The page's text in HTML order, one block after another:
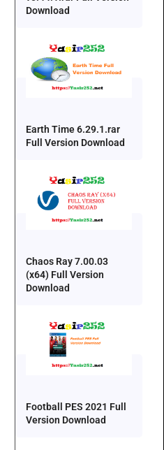
Download
Earth Time 6.29.1.rar
Full Version Download
Chaos Ray 7.00.03
(x64) Full Version
Download
Football PES 2021 Full
Version Download